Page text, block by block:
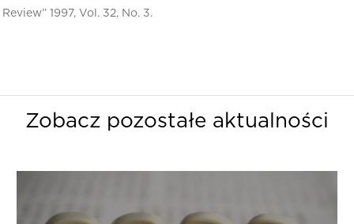
Review” 1997, Vol. 32, No. 3.
Zobacz pozostałe aktualności